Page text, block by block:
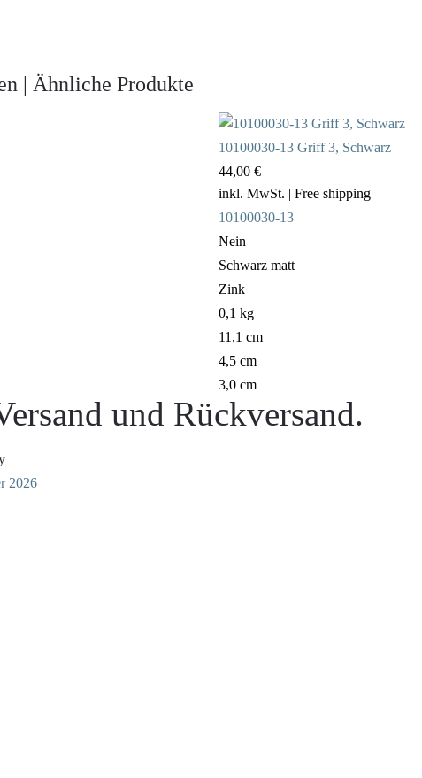
| Ähnliche Produkte
10100030-13 Griff 3, Schwarz
44,00 €
inkl. MwSt. | Free shipping
10100030-13
Nein
Schwarz matt
Zink
0,1 kg
11,1 cm
4,5 cm
3,0 cm
und Rückversand.